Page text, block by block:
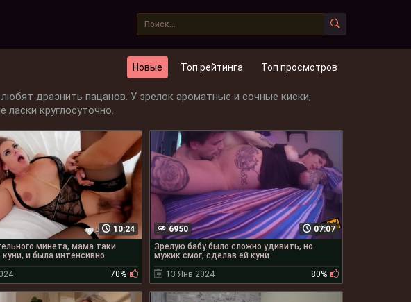
Новые Топ рейтинга Топ просмотров
дразнить пацанов. У зрелок ароматные и сочные киски,
круглосуточно.
10:24
минета, мама таки
и была интенсивно
70%
07:07
6950
Зрелую бабу было сложно удивить, но
мужик смог, сделав ей куни
13 Янв 2024
80%